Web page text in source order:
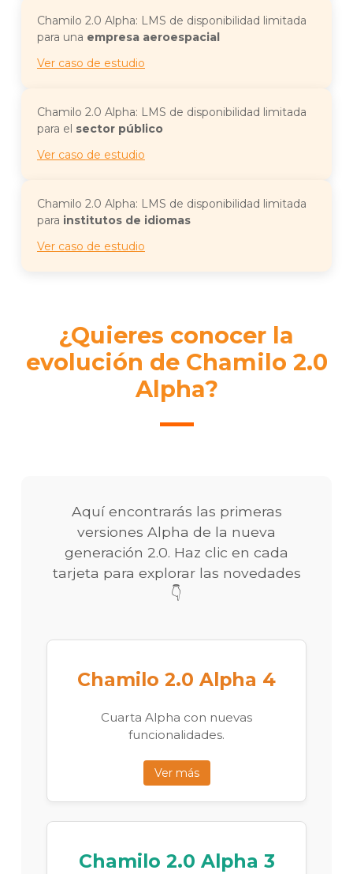
Chamilo 2.0 Alpha: LMS de disponibilidad limitada
para una empresa aeroespacial
Ver caso de estudio
Chamilo 2.0 Alpha: LMS de disponibilidad limitada
para el sector público
Ver caso de estudio
Chamilo 2.0 Alpha: LMS de disponibilidad limitada
para institutos de idiomas
Ver caso de estudio
¿Quieres conocer la
evolución de Chamilo 2.0
Alpha?
Aquí encontrarás las primeras
versiones Alpha de la nueva
generación 2.0. Haz clic en cada
tarjeta para explorar las novedades
👇
Chamilo 2.0 Alpha 4
Cuarta Alpha con nuevas
funcionalidades.
Ver más
Chamilo 2.0 Alpha 3